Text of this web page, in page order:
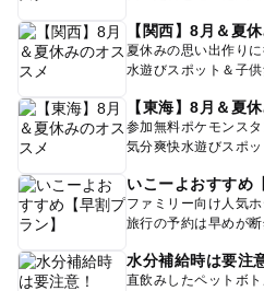
【関西】8月＆夏
夏休みの思い出作り
水遊びスポット＆子
【東海】8月＆夏
参加無料ポケモンス
気分爽快水遊びスポッ
いこーよおすすめ
ファミリー向け人気ホ
旅行の予約は早めが
水分補給時は要注
直飲みしたペットボト